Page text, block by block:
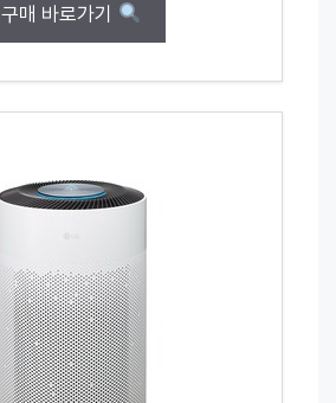
구매 바로가기